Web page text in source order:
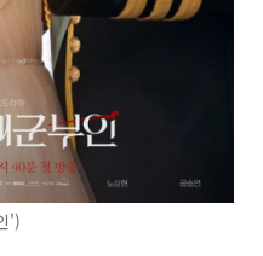
')